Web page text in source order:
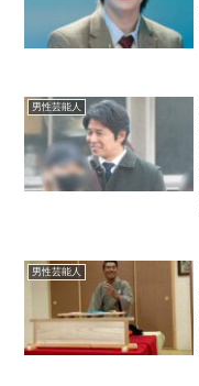
男性芸能人
男性芸能人